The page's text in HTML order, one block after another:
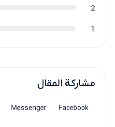
2
1
مشاركة المقال
Facebook
Messenger